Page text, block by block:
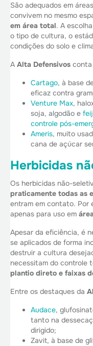
São adequados em
convivem no mesmo
em área total. A
o tipo de cultura, o
condições do solo e
A Alta Defensivos conta
Cartago, à base
eficaz contra
Venture Max,
soja, algodão e
controle pós-
Ameris, muito
cana de açúcar
Herbicidas
Os herbicidas não-
praticamente todas as
entram em contato. Por
apenas para uso em
Apesar da eficiência, é
se aplicados de forma
destruir a cultura
necessitam do controle
plantio direto e faixas
Entre os destaques da
Audace,
tanto na
dirigido;
Zavit, à base de